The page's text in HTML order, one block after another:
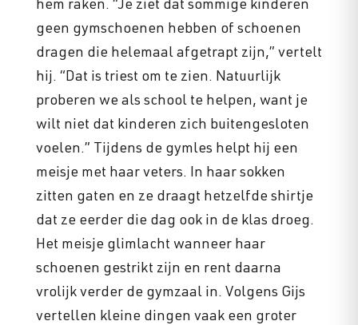
hem raken. “Je ziet dat sommige kinderen
geen gymschoenen hebben of schoenen
dragen die helemaal afgetrapt zijn,” vertelt
hij. “Dat is triest om te zien. Natuurlijk
proberen we als school te helpen, want je
wilt niet dat kinderen zich buitengesloten
voelen.” Tijdens de gymles helpt hij een
meisje met haar veters. In haar sokken
zitten gaten en ze draagt hetzelfde shirtje
dat ze eerder die dag ook in de klas droeg.
Het meisje glimlacht wanneer haar
schoenen gestrikt zijn en rent daarna
vrolijk verder de gymzaal in. Volgens Gijs
vertellen kleine dingen vaak een groter